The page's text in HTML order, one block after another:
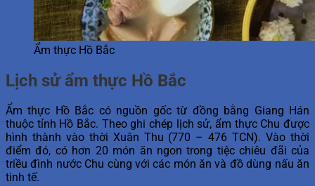
Ẩm thực Hồ Bắc
Lịch sử ẩm thực Hồ Bắc
Ẩm thực Hồ Bắc có nguồn gốc từ đồng bằng Giang Hán
thuộc tỉnh Hồ Bắc. Theo ghi chép lịch sử, ẩm thực Chu được
hình thành vào thời Xuân Thu (770 – 476 TCN). Vào thời
điểm đó, có hơn 20 món ăn ngon trong tiệc chiêu đãi của
triều đình nước Chu cùng với các món ăn và đồ dùng nấu ăn
tinh tế.